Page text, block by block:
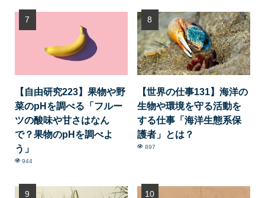
【自由研究223】果物や野
菜のpHを調べる「フルー
ツの酸味や甘さはなん
で？果物のpHを調べよ
う」
944
【世界の仕事131】海洋の
生物や環境を守る活動を
する仕事「海洋生態系保
護者」とは？
897